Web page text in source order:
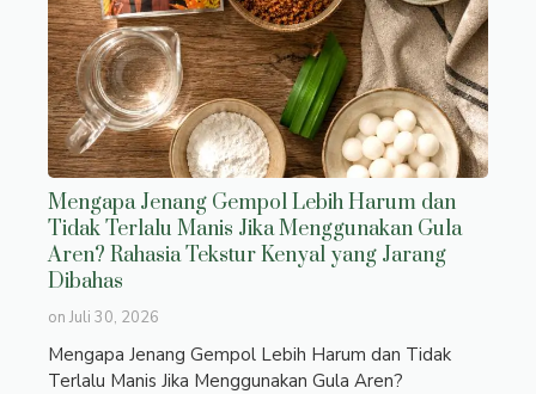
Mengapa Jenang Gempol Lebih Harum dan
Tidak Terlalu Manis Jika Menggunakan Gula
Aren? Rahasia Tekstur Kenyal yang Jarang
Dibahas
on Juli 30, 2026
Mengapa Jenang Gempol Lebih Harum dan Tidak
Terlalu Manis Jika Menggunakan Gula Aren?